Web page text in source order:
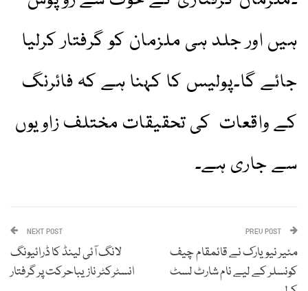
ہیں اور جلد ہی ملزمان کو گرفتار کرلیا
جائے گا۔پولیس کا کہنا ہے کہ فائرنگ
کے واقعات کی تحقیقات مختلف زاویوں
سے جاری ہے۔
مئیر نیویارک نے قائمقام چیف
کونسلر کے لیے نام شارٹ لسٹ
NEXT POST
لانگ آئی لینڈ کا ڈرائیونگ
انسٹرکٹر نازیباحرکت پر گرفتار